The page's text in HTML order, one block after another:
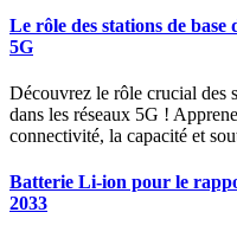
Le rôle des stations de base
5G
Découvrez le rôle crucial des
dans les réseaux 5G !
connectivité, la capacité et
Batterie Li-ion pour le
2033